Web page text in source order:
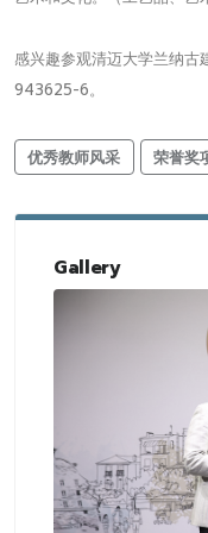
感兴趣参观清迈大学兰纳
943625-6。
优秀教师风采 荣誉奖
Gallery